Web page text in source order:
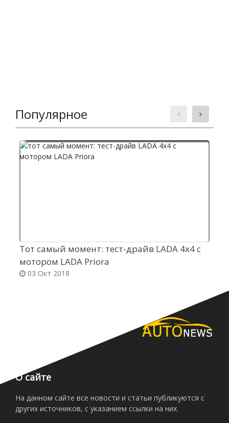
Популярное
Тот самый момент: тест-драйв LADA 4x4 с
мотором LADA Priora
03 Окт 2018
О сайте
На данном сайте все новости и статьи публикуются с
других источников, с указанием ссылки на них.